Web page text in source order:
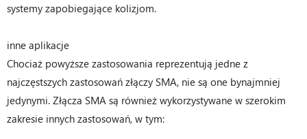
systemy zapobiegające kolizjom.
inne aplikacje
Chociaż powyższe zastosowania reprezentują jedne z
najczęstszych zastosowań złączy SMA, nie są one bynajmniej
jedynymi. Złącza SMA są również wykorzystywane w szerokim
zakresie innych zastosowań, w tym: